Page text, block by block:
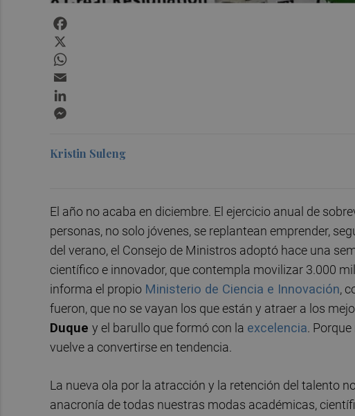
Kristin Suleng
El año no acaba en diciembre. El ejercicio anual de
personas, no solo jóvenes, se replantean emprender,
del verano, el Consejo de Ministros adoptó hace una
científico e innovador, que contempla movilizar 3.000
informa el propio Ministerio de Ciencia e Innovación,
fueron, que no se vayan los que están y atraer a los
Duque y el barullo que formó con la excelencia.
vuelve a convertirse en tendencia.
La nueva ola por la atracción y la retención del talento
anacronía de todas nuestras modas académicas,